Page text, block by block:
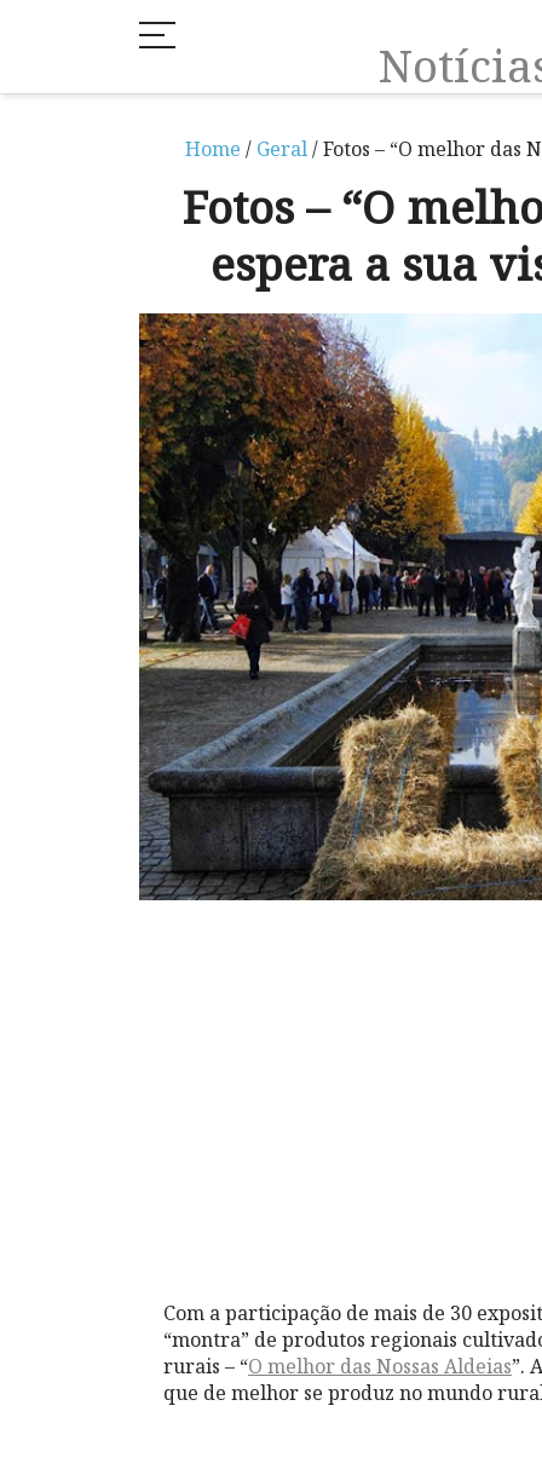
Home / Geral/ Fotos – “O melhor das
Fotos – “O
espera a sua
Com a participação de mais de 30
“montra” de produtos regionais
rurais – “O melhor das Nossas Aldeias”.
que de melhor se produz no mundo